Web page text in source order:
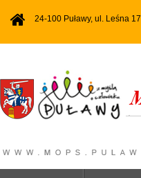
24-100 Puławy, ul. Leśna 17